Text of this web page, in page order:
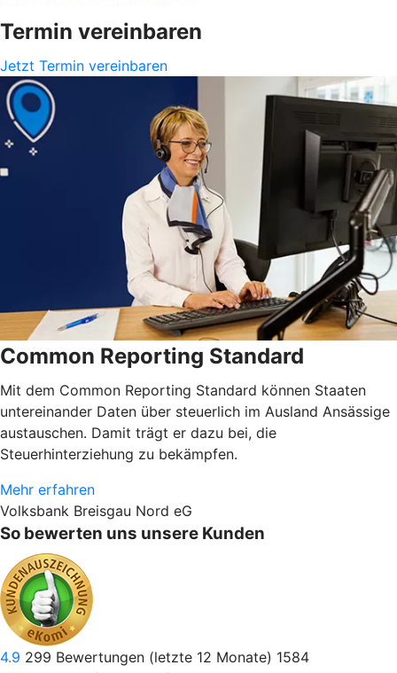
Termin vereinbaren
Jetzt Termin vereinbaren
Common Reporting Standard
Mit dem Common Reporting Standard können Staaten
untereinander Daten über steuerlich im Ausland Ansässige
austauschen. Damit trägt er dazu bei, die
Steuerhinterziehung zu bekämpfen.
Mehr erfahren
Volksbank Breisgau Nord eG
So bewerten uns unsere Kunden
4.9 299 Bewertungen (letzte 12 Monate) 1584